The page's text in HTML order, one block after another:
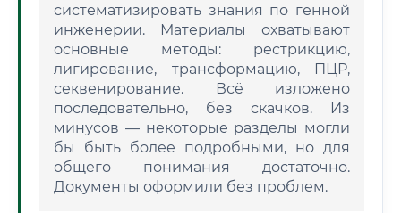
систематизировать знания по генной
инженерии. Материалы охватывают
основные методы: рестрикцию,
лигирование, трансформацию, ПЦР,
секвенирование. Всё изложено
последовательно, без скачков. Из
минусов — некоторые разделы могли
бы быть более подробными, но для
общего понимания достаточно.
Документы оформили без проблем.